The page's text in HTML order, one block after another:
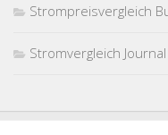
Strompreisvergleich
Stromvergleich Journal